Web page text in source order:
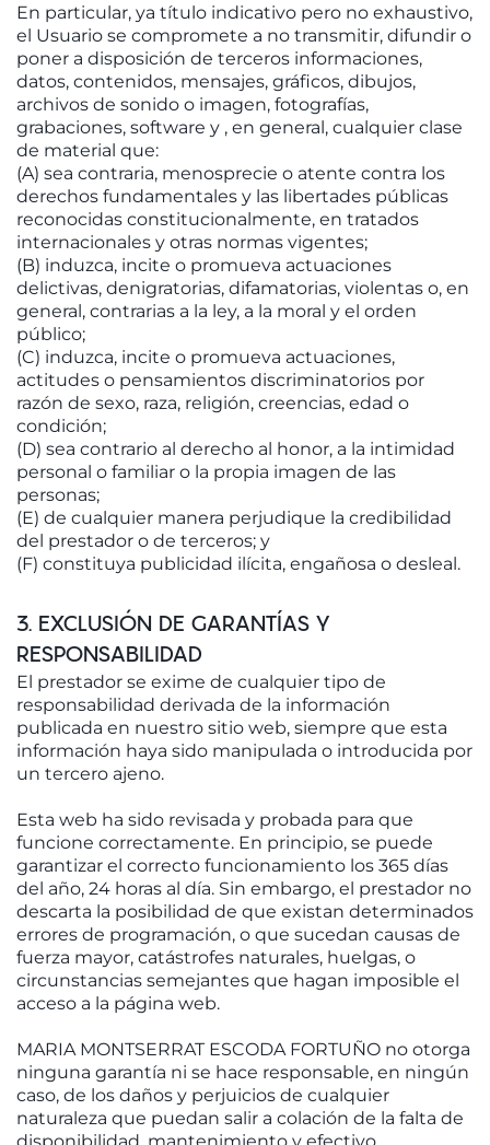
En particular, ya título indicativo pero no exhaustivo,
el Usuario se compromete a no transmitir, difundir o
poner a disposición de terceros informaciones,
datos, contenidos, mensajes, gráficos, dibujos,
archivos de sonido o imagen, fotografías,
grabaciones, software y , en general, cualquier clase
de material que:
(A) sea contraria, menosprecie o atente contra los
derechos fundamentales y las libertades públicas
reconocidas constitucionalmente, en tratados
internacionales y otras normas vigentes;
(B) induzca, incite o promueva actuaciones
delictivas, denigratorias, difamatorias, violentas o, en
general, contrarias a la ley, a la moral y el orden
público;
(C) induzca, incite o promueva actuaciones,
actitudes o pensamientos discriminatorios por
razón de sexo, raza, religión, creencias, edad o
condición;
(D) sea contrario al derecho al honor, a la intimidad
personal o familiar o la propia imagen de las
personas;
(E) de cualquier manera perjudique la credibilidad
del prestador o de terceros; y
(F) constituya publicidad ilícita, engañosa o desleal.
3. EXCLUSIÓN DE GARANTÍAS Y
RESPONSABILIDAD
El prestador se exime de cualquier tipo de
responsabilidad derivada de la información
publicada en nuestro sitio web, siempre que esta
información haya sido manipulada o introducida por
un tercero ajeno.
Esta web ha sido revisada y probada para que
funcione correctamente. En principio, se puede
garantizar el correcto funcionamiento los 365 días
del año, 24 horas al día. Sin embargo, el prestador no
descarta la posibilidad de que existan determinados
errores de programación, o que sucedan causas de
fuerza mayor, catástrofes naturales, huelgas, o
circunstancias semejantes que hagan imposible el
acceso a la página web.
MARIA MONTSERRAT ESCODA FORTUÑO no otorga
ninguna garantía ni se hace responsable, en ningún
caso, de los daños y perjuicios de cualquier
naturaleza que puedan salir a colación de la falta de